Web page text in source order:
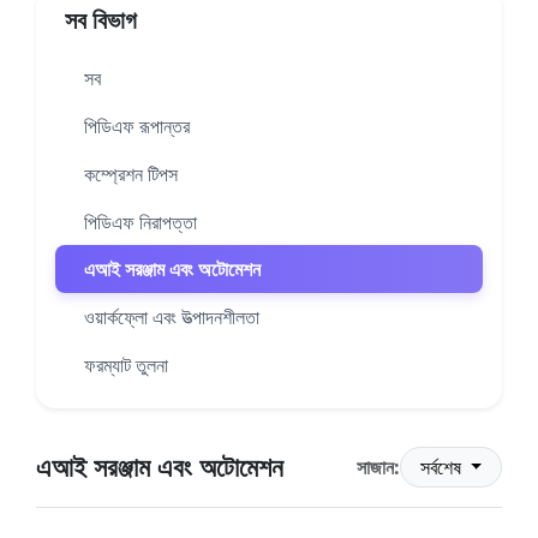
সব বিভাগ
সব
পিডিএফ রূপান্তর
কম্প্রেশন টিপস
পিডিএফ নিরাপত্তা
এআই সরঞ্জাম এবং অটোমেশন
ওয়ার্কফ্লো এবং উত্পাদনশীলতা
ফরম্যাট তুলনা
এআই সরঞ্জাম এবং অটোমেশন সাজান: সর্বশেষ